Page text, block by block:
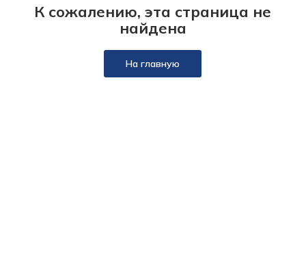
К сожалению, эта страница не
найдена
На главную